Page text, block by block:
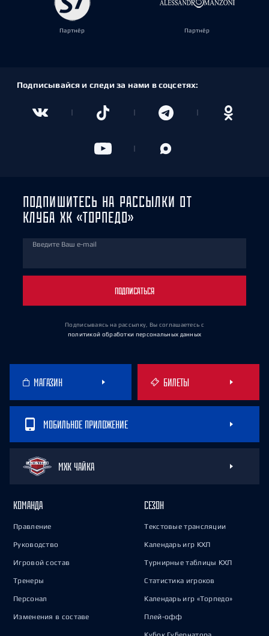
Партнёр Партнёр
Подписывайся и следи за нами в соцсетях:
ПОДПИШИТЕСЬ НА РАССЫЛКИ ОТ
КЛУБА ХК «ТОРПЕДО»
Введите Ваш e-mail
ПОДПИСАТЬСЯ
Подписываясь на рассылку, Вы соглашаетесь с
политикой обработки персональных данных
МАГАЗИН БИЛЕТЫ
МОБИЛЬНОЕ ПРИЛОЖЕНИЕ
МХК ЧАЙКА
КОМАНДА
Правление
Руководство
Игровой состав
Тренеры
Персонал
Изменения в составе
СЕЗОН
Текстовые трансляции
Календарь игр КХЛ
Турнирные таблицы КХЛ
Статистика игроков
Календарь игр «Торпедо»
Плей-офф